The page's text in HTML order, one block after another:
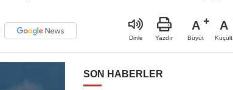
Dinle Yazdır
A
Büyüt
A
Küçült
SON HABERLER